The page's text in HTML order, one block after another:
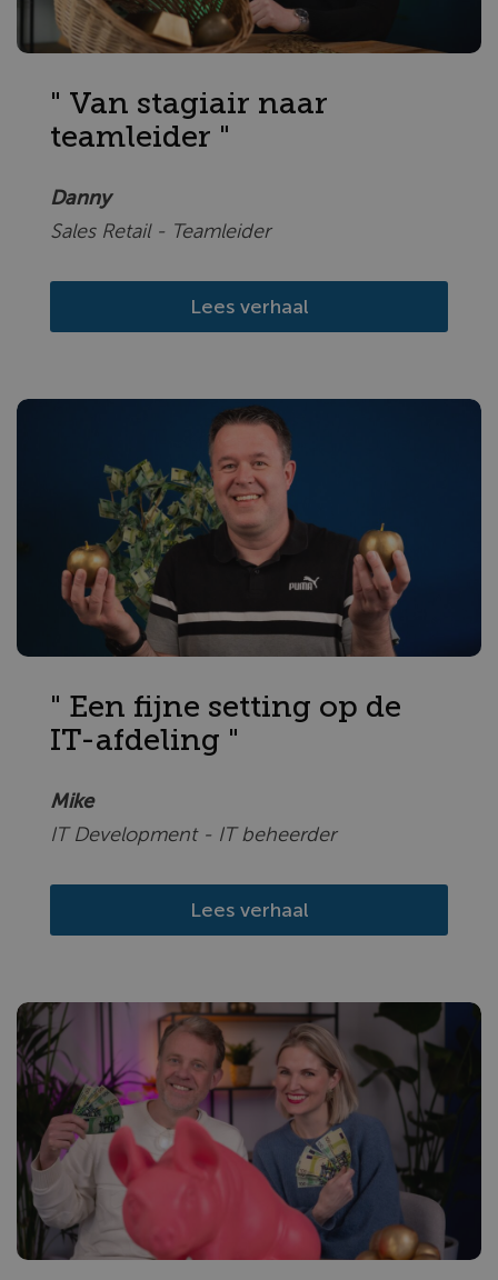
" Van stagiair naar
teamleider "
Danny
Sales Retail - Teamleider
Lees verhaal
" Een fijne setting op de
IT-afdeling "
Mike
IT Development - IT beheerder
Lees verhaal